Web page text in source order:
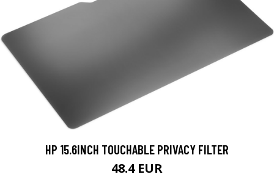
HP 15.6INCH TOUCHABLE PRIVACY FILTER
48.4 EUR